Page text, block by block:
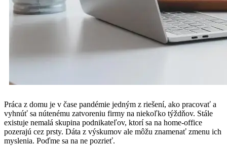
Práca z domu je v čase pandémie jedným z riešení, ako pracovať a
vyhnúť sa nútenému zatvoreniu firmy na niekoľko týždňov. Stále
existuje nemalá skupina podnikateľov, ktorí sa na home-office
pozerajú cez prsty. Dáta z výskumov ale môžu znamenať zmenu ich
myslenia. Poďme sa na ne pozrieť.